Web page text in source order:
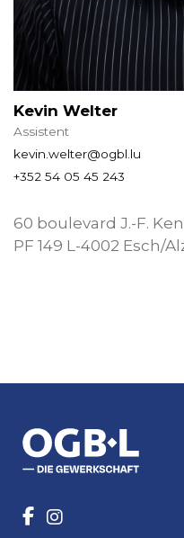
Kevin Welter
Assistent
kevin.welter@ogbl.lu
+352 54 05 45 243
60 boulevard J.-F.
PF 149 L-4002 Esch/